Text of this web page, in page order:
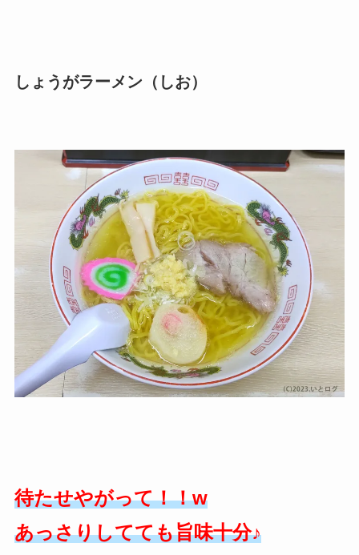
しょうがラーメン（しお）
待たせやがって！！w
あっさりしてても旨味十分♪